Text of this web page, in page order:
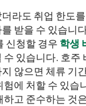
라도 취업 한도
받을 수 있습니
신청할 경우 학생
있습니다. 호주
않으면 체류 기
험에 처할 수 있습
하고 준수하는 것